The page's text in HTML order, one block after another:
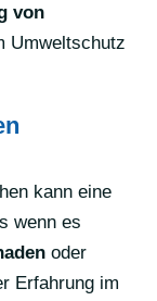
von
Umweltschutz
kann eine
wenn es
oder
Erfahrung im